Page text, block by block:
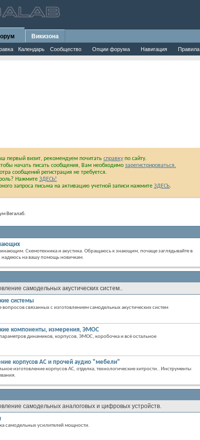
Календарь Сообщество Опции форума Навигация Правила
Викизона
первый визит, рекомендуем почитать справкупо сайту.
начать писать сообщения, Вам необходимо зарегистрироваться.
сообщений регистрация не требуется.
Нажмите ЗДЕСЬ!
запроса письма на активацию учетной записи нажмите ЗДЕСЬ.
Вегалаб.
Схемотехника и акустика. Обращаюсь к знающим, почаще заглядывайте в
надеюсь на вашу помощь новичкам.
самодельных акустических систем..
системы
связанных с изготовлением самодельных акустических систем
компоненты, измерения, ЭМОС
динамиков, корпусов, ЭМОС, коробочка и всё остальное
корпусов АС и прочей аудио "мебели"
изготовление корпусов АС, отделка, технологические хитрости.. Инструменты
самодельных аналоговых и цифровых устройств.
самодельных усилителей мощности.